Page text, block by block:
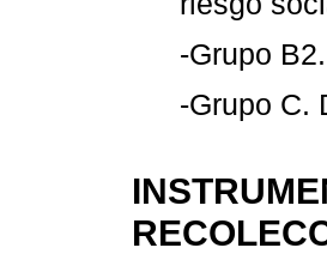
-Grupo
-Grupo C.